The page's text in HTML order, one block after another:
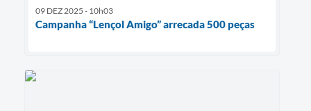
09 DEZ 2025 - 10h03
Campanha “Lençol Amigo” arrecada 500 peças